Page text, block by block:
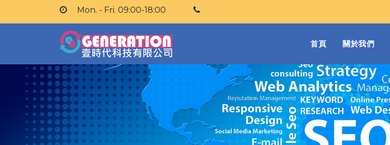
Mon. - Fri. 09:00-18:00
首頁(current)
關於我們